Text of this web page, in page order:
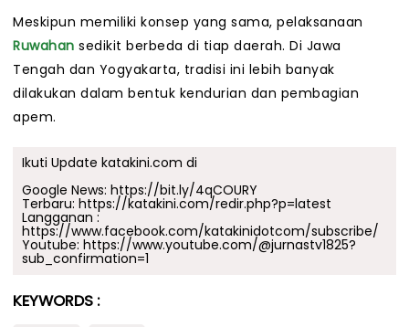
Meskipun memiliki konsep yang sama, pelaksanaan
Ruwahan sedikit berbeda di tiap daerah. Di Jawa
Tengah dan Yogyakarta, tradisi ini lebih banyak
dilakukan dalam bentuk kendurian dan pembagian
apem.
Ikuti Update katakini.com di
Google News: https://bit.ly/4qCOURY
Terbaru: https://katakini.com/redir.php?p=latest
Langganan :
https://www.facebook.com/katakinidotcom/subscribe/
Youtube: https://www.youtube.com/@jurnastv1825?
sub_confirmation=1
KEYWORDS :